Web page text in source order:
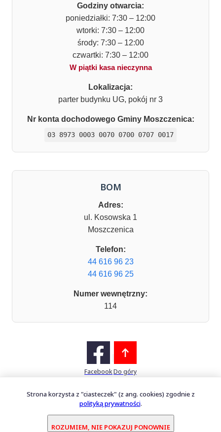
Godziny otwarcia:
poniedziałki: 7:30 – 12:00
wtorki: 7:30 – 12:00
środy: 7:30 – 12:00
czwartki: 7:30 – 12:00
W piątki kasa nieczynna
Lokalizacja:
parter budynku UG, pokój nr 3
Nr konta dochodowego Gminy Moszczenica:
03 8973 0003 0070 0700 0707 0017
BOM
Adres:
ul. Kosowska 1
Moszczenica
Telefon:
44 616 96 23
44 616 96 25
Numer wewnętrzny:
114
FacebookDo góry
Strona korzysta z "ciasteczek" (z ang. cookies) zgodnie z
polityką prywatności.
ROZUMIEM, NIE POKAZUJ PONOWNIE